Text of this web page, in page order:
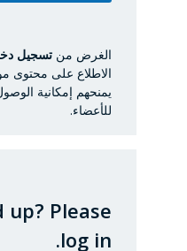
الغرض من تسجيل
الاطلاع على محتوى
يمنحهم إمكانية
للأعضاء.
up? Please
log in.